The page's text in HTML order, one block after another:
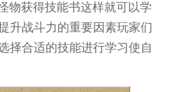
物获得技能书这样就可以学
升战斗力的重要因素玩家们
择合适的技能进行学习使自